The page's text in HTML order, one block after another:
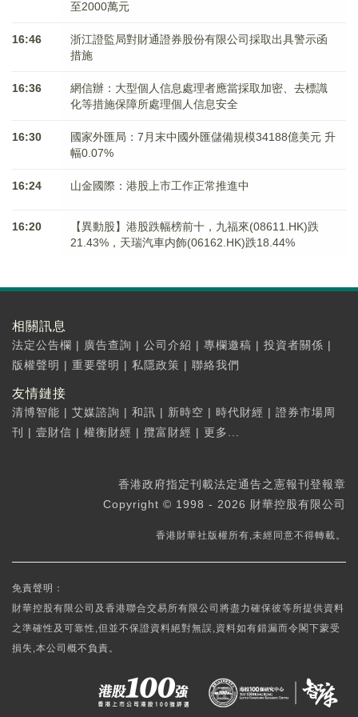
至2000萬元
16:46
浙江證監局對財通證券股份有限公司採取出具警示函
措施
16:36
網信辦：大型個人信息處理者應當採取加密、去標識
化等措施保障所處理個人信息安全
16:30
國家外匯局：7月末中國外匯儲備規模34188億美元 升
幅0.07%
16:24 山金國際：港股上市工作正常推進中
16:20
【異動股】港股跌幅榜前十，九福來(08611.HK)跌
21.43%，天瑞汽車内飾(06162.HK)跌18.44%
相關訊息
法定公告欄 | 廣告查詢 | 公司介紹 | 專欄邀稿 | 投資者關係 |
版權聲明 | 重要聲明 | 私隱政策 | 聯絡我們
友情鏈接
清博智能 | 艾媒諮詢 | 和訊 | 新時空 | 時代財經 | 證券市場周
刊
| 壹財信 | 權衡財經 | 攬富財經 | 更多...
香港政府指定刊載法定通告之憲報刊登報章
Copyright © 1998 - 2026 財華控股有限公司
香港財華社版權所有,未經同意不得轉載。
免責聲明：
財華控股有限公司及香港聯合交易所有限公司將盡力確保彼等所提供資料
之準確性及可靠性,但並不保證資料絕對無誤,資料如有錯漏而令閣下蒙受
損失,本公司概不負責。